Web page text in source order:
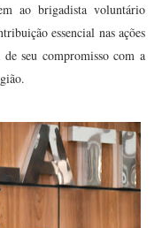
ao brigadista voluntário
essencial nas ações
seu compromisso com a